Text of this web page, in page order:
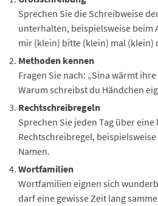
Sprechen Sie die Schreibweise
unterhalten, beispielsweise beim
mir (klein) bitte (klein) mal (klein)
Methoden kennen
Fragen Sie nach: „Sina wärmt
Warum schreibst du Händchen
Rechtschreibregeln
Sprechen Sie jeden Tag über
Rechtschreibregel,
Namen.
Wortfamilien
Wortfamilien eignen sich
darf eine gewisse Zeit lang